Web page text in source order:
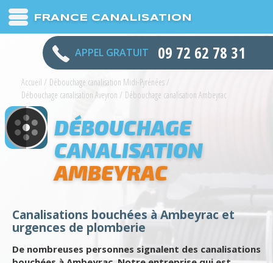
FRANCE CANALISATION
APPEL GRATUIT 09 72 62 78 31
Accueil / Débouchage canalisation Midi-Pyrénées/
Débouchage canalisation Aveyron / Débouchage canalisation Ambeyrac
DÉBOUCHAGE
CANALISATION
AMBEYRAC
Canalisations bouchées à Ambeyrac et
urgences de plomberie
De nombreuses personnes signalent des canalisations